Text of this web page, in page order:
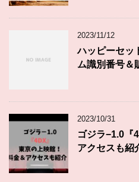
2023/11/12
ハッピーセッ
ム識別番号＆
2023/10/31
ゴジラ−1.0『
アクセスも紹